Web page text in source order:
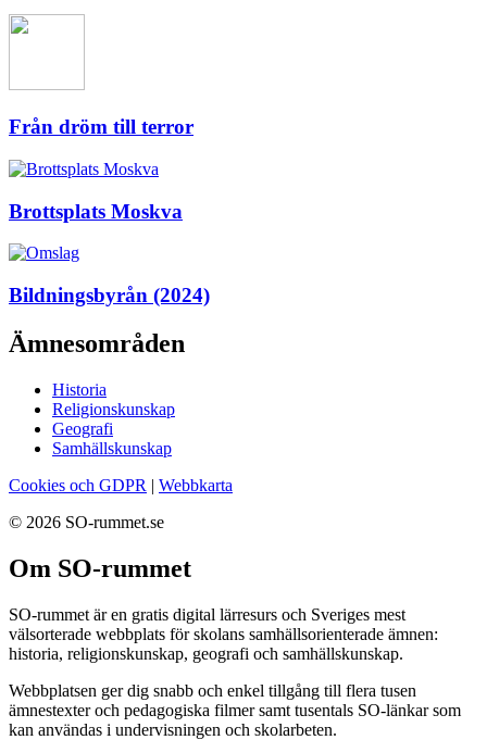
Från dröm till terror
Brottsplats Moskva
Bildningsbyrån (2024)
Ämnesområden
Historia
Religionskunskap
Geografi
Samhällskunskap
Cookies och GDPR | Webbkarta
© 2026 SO-rummet.se
Om SO-rummet
SO-rummet är en gratis digital lärresurs och Sveriges mest
välsorterade webbplats för skolans samhällsorienterade ämnen:
historia, religionskunskap, geografi och samhällskunskap.
Webbplatsen ger dig snabb och enkel tillgång till flera tusen
ämnestexter och pedagogiska filmer samt tusentals SO-länkar som
kan användas i undervisningen och skolarbeten.